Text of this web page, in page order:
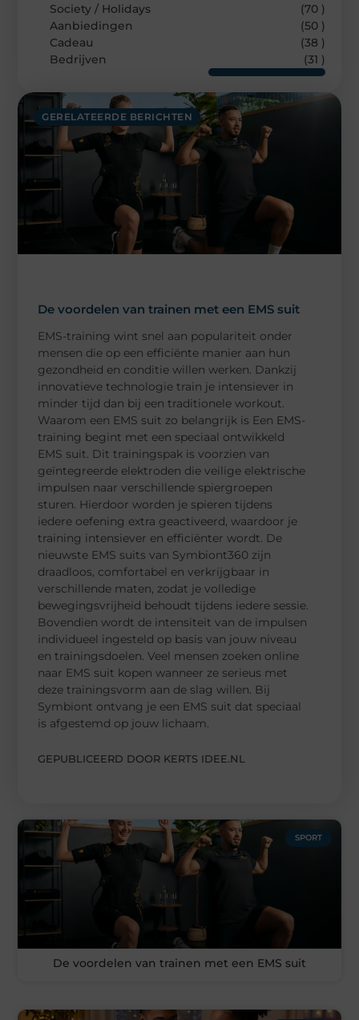
GERELATEERDE BERICHTEN
De voordelen van trainen met een EMS suit
EMS-training wint snel aan populariteit onder
mensen die op een efficiënte manier aan hun
gezondheid en conditie willen werken. Dankzij
innovatieve technologie train je intensiever in
minder tijd dan bij een traditionele workout.
Waarom een EMS suit zo belangrijk is Een EMS-
training begint met een speciaal ontwikkeld
EMS suit. Dit trainingspak is voorzien van
geïntegreerde elektroden die veilige elektrische
impulsen naar verschillende spiergroepen
sturen. Hierdoor worden je spieren tijdens
iedere oefening extra geactiveerd, waardoor je
training intensiever en efficiënter wordt. De
nieuwste EMS suits van Symbiont360 zijn
draadloos, comfortabel en verkrijgbaar in
verschillende maten, zodat je volledige
bewegingsvrijheid behoudt tijdens iedere sessie.
Bovendien wordt de intensiteit van de impulsen
individueel ingesteld op basis van jouw niveau
en trainingsdoelen. Veel mensen zoeken online
naar EMS suit kopen wanneer ze serieus met
deze trainingsvorm aan de slag willen. Bij
Symbiont ontvang je een EMS suit dat speciaal
is afgestemd op jouw lichaam.
GEPUBLICEERD DOOR KERTS IDEE.NL
Society / Holidays
(70 )
Aanbiedingen
(50 )
Cadeau
(38 )
Bedrijven
(31 )
SPORT
De voordelen van trainen met een EMS suit